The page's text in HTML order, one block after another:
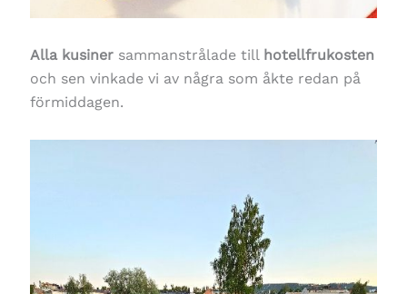
Alla kusiner sammanstrålade till hotellfrukosten
och sen vinkade vi av några som åkte redan på
förmiddagen.